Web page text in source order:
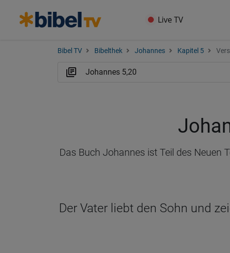
Live TV
Bibel TV Bibelthek Johannes Kapitel 5
Das Buch Johannes ist Teil des Neuen
Der Vater liebt den Sohn und